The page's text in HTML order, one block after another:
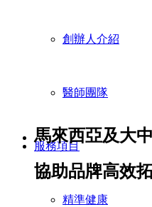
創辦人介紹
醫師團隊
服務項目
精準健康
馬來西亞及大
協助品牌高效